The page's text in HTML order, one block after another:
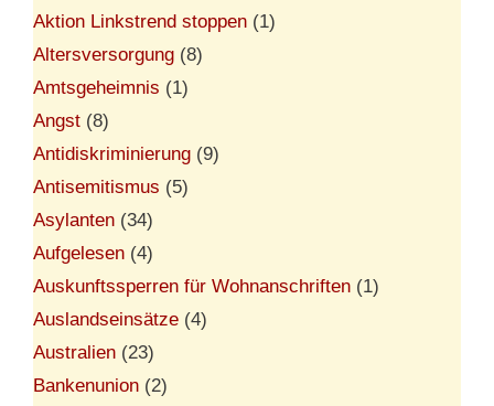
Aktion Linkstrend stoppen (1)
Altersversorgung (8)
Amtsgeheimnis (1)
Angst (8)
Antidiskriminierung (9)
Antisemitismus (5)
Asylanten (34)
Aufgelesen (4)
Auskunftssperren für Wohnanschriften (1)
Auslandseinsätze (4)
Australien (23)
Bankenunion (2)